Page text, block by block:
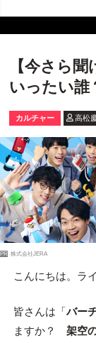
【今さら
いったい誰
カルチャー 高松
PR 株式会社JERA
こんにちは。ラ
皆さんは「バー
ますか？ 架空